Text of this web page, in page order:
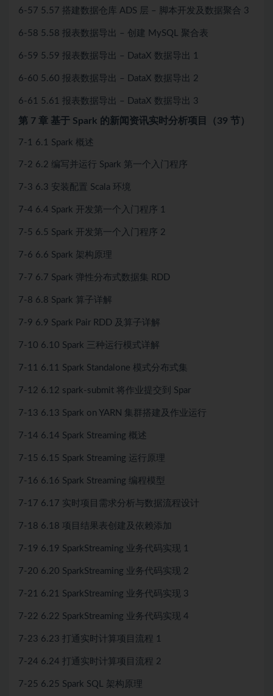
6-57 5.57 搭建数据仓库 ADS 层 – 脚本开发及数据聚合 3
6-58 5.58 报表数据导出 – 创建 MySQL 聚合表
6-59 5.59 报表数据导出 – DataX 数据导出 1
6-60 5.60 报表数据导出 – DataX 数据导出 2
6-61 5.61 报表数据导出 – DataX 数据导出 3
第 7 章 基于 Spark 的新闻资讯实时分析项目（39 节）
7-1 6.1 Spark 概述
7-2 6.2 编写并运行 Spark 第一个入门程序
7-3 6.3 安装配置 Scala 环境
7-4 6.4 Spark 开发第一个入门程序 1
7-5 6.5 Spark 开发第一个入门程序 2
7-6 6.6 Spark 架构原理
7-7 6.7 Spark 弹性分布式数据集 RDD
7-8 6.8 Spark 算子详解
7-9 6.9 Spark Pair RDD 及算子详解
7-10 6.10 Spark 三种运行模式详解
7-11 6.11 Spark Standalone 模式分布式集
7-12 6.12 spark-submit 将作业提交到 Spar
7-13 6.13 Spark on YARN 集群搭建及作业运行
7-14 6.14 Spark Streaming 概述
7-15 6.15 Spark Streaming 运行原理
7-16 6.16 Spark Streaming 编程模型
7-17 6.17 实时项目需求分析与数据流程设计
7-18 6.18 项目结果表创建及依赖添加
7-19 6.19 SparkStreaming 业务代码实现 1
7-20 6.20 SparkStreaming 业务代码实现 2
7-21 6.21 SparkStreaming 业务代码实现 3
7-22 6.22 SparkStreaming 业务代码实现 4
7-23 6.23 打通实时计算项目流程 1
7-24 6.24 打通实时计算项目流程 2
7-25 6.25 Spark SQL 架构原理